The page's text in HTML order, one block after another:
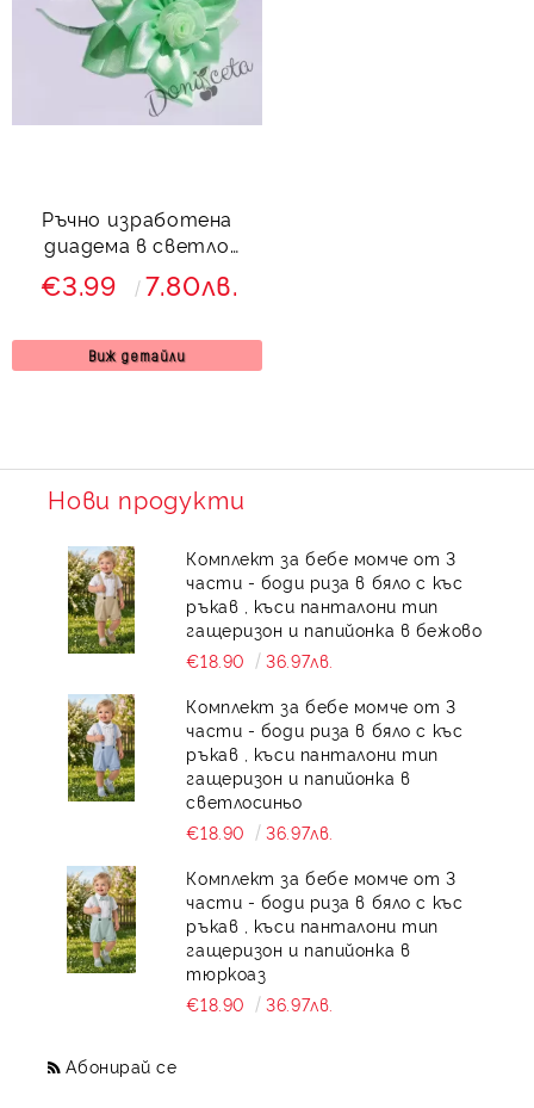
Ръчно изработена
диадема в светло
зелено
€3.99 7.80лв.
Виж детайли
Нови продукти
Комплект за бебе момче от 3
части - боди риза в бяло с къс
ръкав , къси панталони тип
гащеризон и папийонка в бежово
€18.90
36.97лв.
Комплект за бебе момче от 3
части - боди риза в бяло с къс
ръкав , къси панталони тип
гащеризон и папийонка в
светлосиньо
€18.90
36.97лв.
Комплект за бебе момче от 3
части - боди риза в бяло с къс
ръкав , къси панталони тип
гащеризон и папийонка в
тюркоаз
€18.90
36.97лв.
Абонирай се